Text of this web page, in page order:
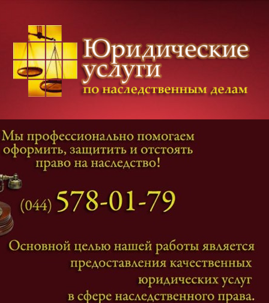
Категории дел
Наследование и Завещание
Оформление наследства
Оспаривание наследства
Адвокат наследственные дела
и Вакансии